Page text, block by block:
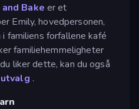
Bake er et
Emily, hovedpersonen,
familiens forfallene kafé
familiehemmeligheter
liker dette, kan du også
.